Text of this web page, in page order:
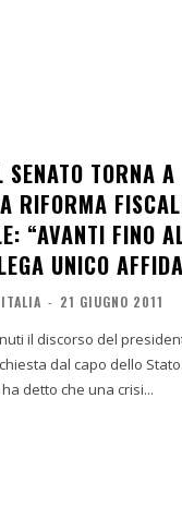
SENATO TORNA A
RIFORMA
“AVANTI FINO
UNICO
- 21 GIUGNO 2011
il discorso del
dal capo dello
detto che una crisi...